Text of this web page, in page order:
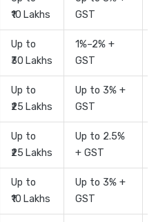
₹10 Lakhs
GST
Up to
₹30 Lakhs
1%–2% +
GST
Up to
₹25 Lakhs
Up to 3% +
GST
Up to
₹25 Lakhs
Up to 2.5%
+ GST
Up to
₹10 Lakhs
Up to 3% +
GST